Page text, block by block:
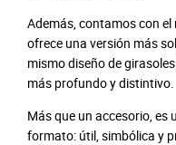
Además, contamos con
ofrece una versión más
mismo diseño de
más profundo y distintivo.
Más que un accesorio, es
formato: útil, simbólica y